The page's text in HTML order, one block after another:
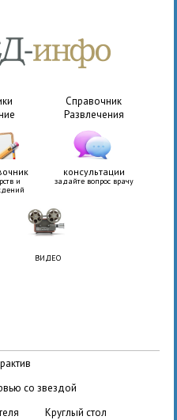
Справочник
Развлечения
и
консультации
задайте вопрос врачу
ВИДЕО
со звездой
круглый стол